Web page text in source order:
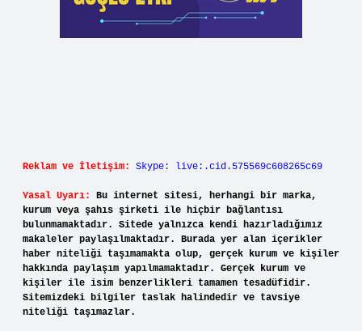
Reklam ve İletişim: Skype: live:.cid.575569c608265c69
Yasal Uyarı:
Bu internet sitesi, herhangi bir marka,
kurum veya şahıs şirketi ile hiçbir bağlantısı
bulunmamaktadır. Sitede yalnızca kendi hazırladığımız
makaleler paylaşılmaktadır. Burada yer alan içerikler
haber niteliği taşımamakta olup, gerçek kurum ve kişiler
hakkında paylaşım yapılmamaktadır. Gerçek kurum ve
kişiler ile isim benzerlikleri tamamen tesadüfidir.
Sitemizdeki bilgiler taslak halindedir ve tavsiye
niteliği taşımazlar.